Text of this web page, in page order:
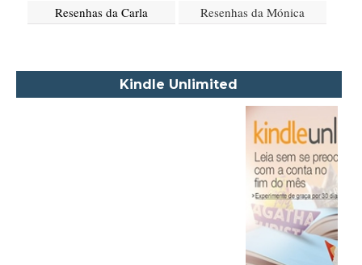
Alexandre Dumas Filho
Resenhas da Carla Resenhas da Mónica
Kindle Unlimited